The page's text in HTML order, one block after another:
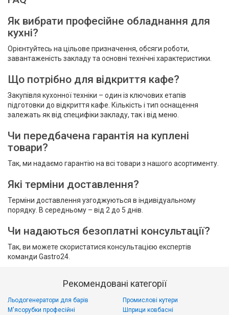
Як вибрати професійне обладнання для
кухні?
Орієнтуйтесь на цільове призначення, обсяги роботи,
завантаженість закладу та основні технічні характеристики.
Що потрібно для відкриття кафе?
Закупівля кухонної техніки – один із ключових етапів
підготовки до відкриття кафе. Кількість і тип оснащення
залежать як від специфіки закладу, так і від меню.
Чи передбачена гарантія на куплені
товари?
Так, ми надаємо гарантію на всі товари з нашого асортименту.
Які терміни доставлення?
Терміни доставлення узгоджуються в індивідуальному
порядку. В середньому – від 2 до 5 днів.
Чи надаються безоплатні консультації?
Так, ви можете скористатися консультацією експертів
команди Gastro24.
Рекомендовані категорії
Льодогенератори для барів
М'ясорубки професійні
Промислові кутери
Шприци ковбасні